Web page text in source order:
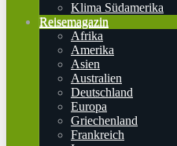
Klima Südamerika
Reisemagazin
Afrika
Amerika
Asien
Australien
Deutschland
Europa
Griechenland
Frankreich